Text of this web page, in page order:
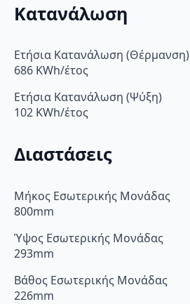
Κατανάλωση
Ετήσια Κατανάλωση (Θέρμανση)
686 KWh/έτος
Ετήσια Κατανάλωση (Ψύξη)
102 KWh/έτος
Διαστάσεις
Μήκος Εσωτερικής Μονάδας
800mm
Ύψος Εσωτερικής Μονάδας
293mm
Βάθος Εσωτερικής Μονάδας
226mm